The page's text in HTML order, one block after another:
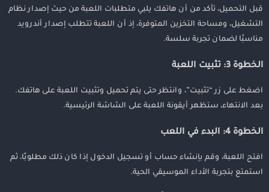
قبل التحميل، تأكد من أن هاتفك يلبي متطلبات اللعبة من حيث إصدار نظام
التشغيل، ومساحة التخزين المتوفرة، إذ أن اللعبة تتطلب إصدار أندرويد
مناسبًا لضمان تجربة سلسة.
الخطوة 3: تثبيت اللعبة
اضغط على زر “تثبيت”، وانتظر حتى يتم تحميل وتثبيت اللعبة على هاتفك.
بعد الانتهاء، ستظهر أيقونة اللعبة على الشاشة الرئيسية.
الخطوة 4: البدء في اللعب
افتح اللعبة، وقم بإنشاء حساب أو تسجيل الدخول إذا كان ذلك مطلوبًا، ثم
استمتع بتجربة الأداء الموسيقي الحية.